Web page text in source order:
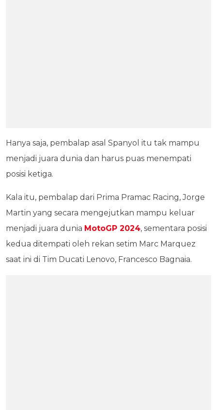
Hanya saja, pembalap asal Spanyol itu tak mampu
menjadi juara dunia dan harus puas menempati
posisi ketiga.
Kala itu, pembalap dari Prima Pramac Racing, Jorge
Martin yang secara mengejutkan mampu keluar
menjadi juara dunia MotoGP 2024, sementara posisi
kedua ditempati oleh rekan setim Marc Marquez
saat ini di Tim Ducati Lenovo, Francesco Bagnaia.